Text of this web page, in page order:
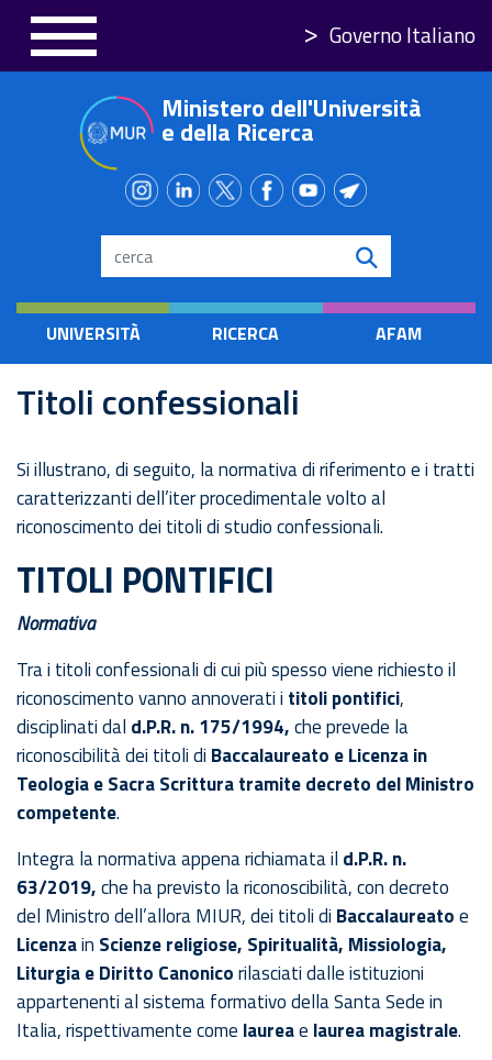
principale
Governo Italiano
Ministero dell'Università
e della Ricerca
Search
UNIVERSITÀ RICERCA AFAM
Titoli confessionali
Si illustrano, di seguito, la normativa di riferimento e i tratti
caratterizzanti dell’iter procedimentale volto al
riconoscimento dei titoli di studio confessionali.
TITOLI PONTIFICI
Normativa
Tra i titoli confessionali di cui più spesso viene richiesto il
riconoscimento vanno annoverati i titoli pontifici,
disciplinati dal d.P.R. n. 175/1994,che prevede la
riconoscibilità dei titoli di Baccalaureato e Licenza in
Teologia e Sacra Scritturatramite decreto del Ministro
competente.
Integra la normativa appena richiamata il d.P.R. n.
63/2019,che ha previsto la riconoscibilità, con decreto
del Ministro dell’allora MIUR, dei titoli di Baccalaureatoe
Licenzain Scienze religiose, Spiritualità, Missiologia,
Liturgia e Diritto Canonicorilasciati dalle istituzioni
appartenenti al sistema formativo della Santa Sede in
Italia, rispettivamente come laureae laurea magistrale.